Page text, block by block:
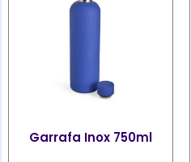
Garrafa Inox 750ml